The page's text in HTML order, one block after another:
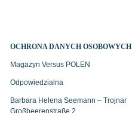
OCHRONA DANYCH OSOBOWYCH
Magazyn Versus POLEN
Odpowiedzialna
Barbara Helena Seemann – Trojnar
Großbeerenstraße 2